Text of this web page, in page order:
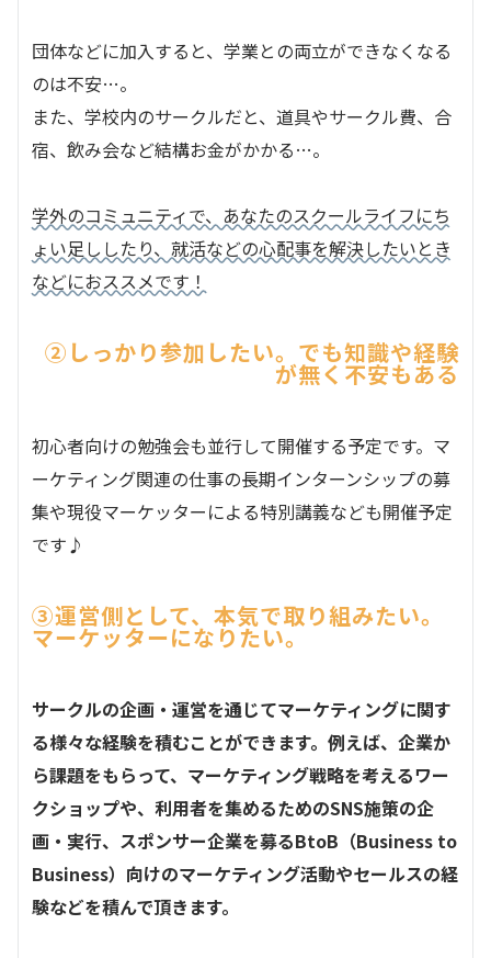
団体などに加入すると、学業との両立ができなくなる
のは不安…。
また、学校内のサークルだと、道具やサークル費、合
宿、飲み会など結構お金がかかる…。
学外のコミュニティで、あなたのスクールライフにち
ょい足ししたり、就活などの心配事を解決したいとき
などにおススメです！
②しっかり参加したい。でも知識や経験
が無く不安もある
初心者向けの勉強会も並行して開催する予定です。マ
ーケティング関連の仕事の長期インターンシップの募
集や現役マーケッターによる特別講義なども開催予定
です♪
③運営側として、本気で取り組みたい。
マーケッターになりたい。
サークルの企画・運営を通じてマーケティングに関す
る様々な経験を積むことができます。例えば、企業か
ら課題をもらって、マーケティング戦略を考えるワー
クショップや、利用者を集めるためのSNS施策の企
画・実行、スポンサー企業を募るBtoB（Business to
Business）向けのマーケティング活動やセールスの経
験などを積んで頂きます。